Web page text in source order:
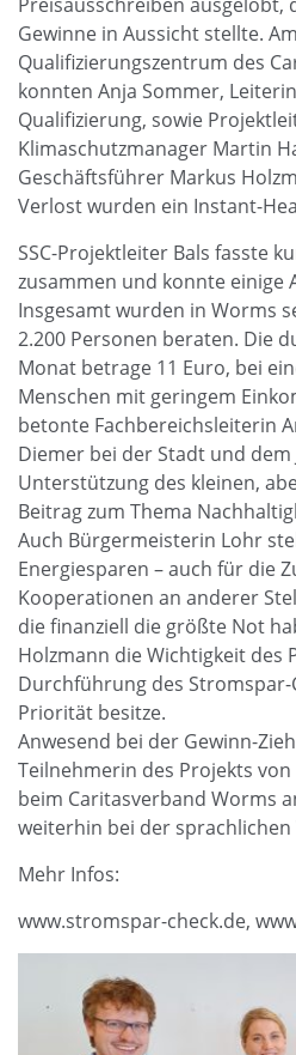
Gewinne in Aussicht stellte.
Qualifizierungszentrum des
konnten Anja Sommer,
Qualifizierung, sowie
Klimaschutzmanager Martin
Geschäftsführer Markus
Verlost wurden ein Instant-
SSC-Projektleiter Bals fasste
zusammen und konnte einige
Insgesamt wurden in Worms
2.200 Personen beraten. Die
Monat betrage 11 Euro, bei
Menschen mit geringem
betonte Fachbereichsleiterin
Diemer bei der Stadt und
Unterstützung des kleinen,
Beitrag zum Thema
Auch Bürgermeisterin Lohr
Energiesparen – auch für die
Kooperationen an anderer
die finanziell die größte Not
Holzmann die Wichtigkeit des
Durchführung des
Priorität besitze.
Anwesend bei der Gewinn-
Teilnehmerin des Projekts
beim Caritasverband Worms
weiterhin bei der
Mehr Infos:
www.stromspar-check.de,